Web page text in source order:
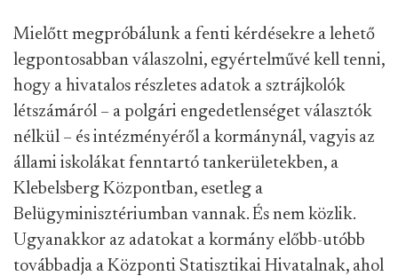
Mielőtt megpróbálunk a fenti kérdésekre a lehető
legpontosabban válaszolni, egyértelművé kell tenni,
hogy a hivatalos részletes adatok a sztrájkolók
létszámáról – a polgári engedetlenséget választók
nélkül – és intézményéről a kormánynál, vagyis az
állami iskolákat fenntartó tankerületekben, a
Klebelsberg Központban, esetleg a
Belügyminisztériumban vannak. És nem közlik.
Ugyanakkor az adatokat a kormány előbb-utóbb
továbbadja a Központi Statisztikai Hivatalnak, ahol